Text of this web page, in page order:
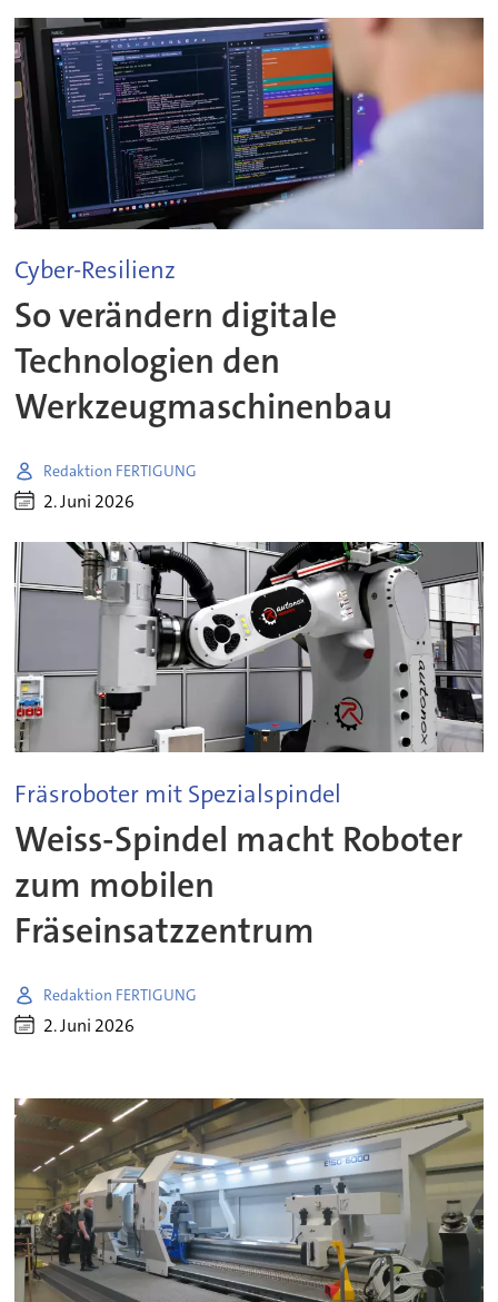
Cyber-Resilienz
So verändern digitale
Technologien den
Werkzeugmaschinenbau
Redaktion FERTIGUNG
2. Juni 2026
Fräsroboter mit Spezialspindel
Weiss-Spindel macht Roboter
zum mobilen
Fräseinsatzzentrum
Redaktion FERTIGUNG
2. Juni 2026